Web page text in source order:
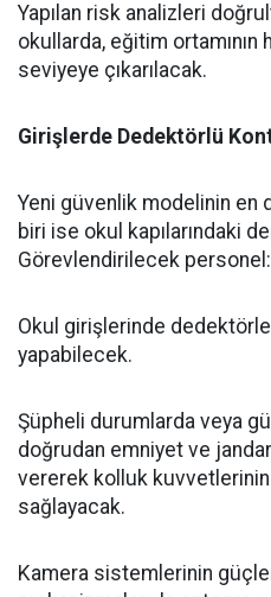
Yapılan risk analizleri
okullarda, eğitim
seviyeye çıkarılacak.
Girişlerde Dedektörlü
​Yeni güvenlik modelinin en
biri ise okul kapılarındaki
Görevlendirilecek personel:
​Okul girişlerinde
yapabilecek.
​Şüpheli durumlarda veya
doğrudan emniyet ve
vererek kolluk kuvvetlerinin
sağlayacak.
​Kamera sistemlerinin